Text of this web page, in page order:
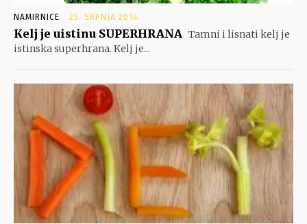
NAMIRNICE 25. SRPNJA 2014.
Kelj je uistinu SUPERHRANA Tamni i lisnati kelj je
istinska superhrana. Kelj je...